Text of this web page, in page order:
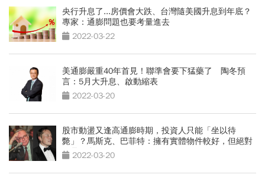
央行升息了...房價會大跌、台灣隨美國升息到年底？
專家：通膨問題也要考量進去
2022-03-22
美通膨嚴重40年首見！聯準會要下猛藥了 陶冬預
言：5月大升息、啟動縮表
2022-03-20
股市動盪又逢高通膨時期，投資人只能「坐以待
斃」？馬斯克、巴菲特：擁有實體物件較好，但絕對
不是現金
2022-03-20